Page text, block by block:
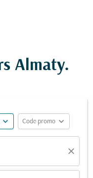
Almaty.
expand_more Code promo expand_more
close